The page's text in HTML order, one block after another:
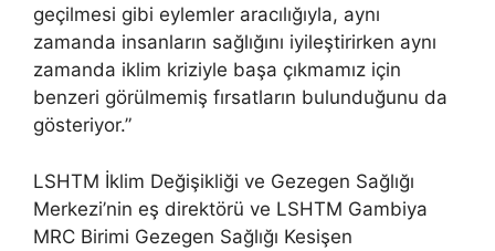
geçilmesi gibi eylemler aracılığıyla, aynı
zamanda insanların sağlığını iyileştirirken aynı
zamanda iklim kriziyle başa çıkmamız için
benzeri görülmemiş fırsatların bulunduğunu da
gösteriyor.”
LSHTM İklim Değişikliği ve Gezegen Sağlığı
Merkezi’nin eş direktörü ve LSHTM Gambiya
MRC Birimi Gezegen Sağlığı Kesişen